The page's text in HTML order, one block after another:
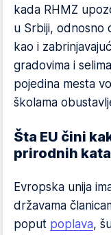
kada RHMZ
u Srbiji, odnosno
kao i
gradovima i
pojedina mesta
školama
Šta EU čini
prirodnih
Evropska unija
državama
poput poplava,